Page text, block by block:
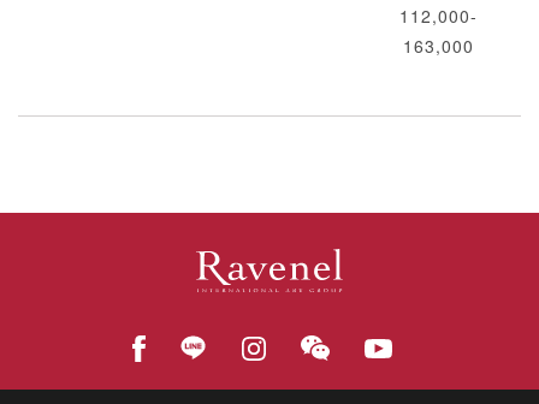
112,000-
163,000